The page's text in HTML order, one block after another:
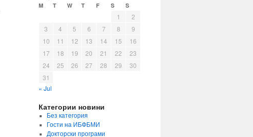
M T W T F S S
« Jul
1
2
3
4 5 6 7 8
9
10
11 12 13 14 15
16
17
18 19 20 21 22
23
24
25 26 27 28 29
30
31
Категории новини
Без категория
Гости на ИБФБМИ
Докторски програми